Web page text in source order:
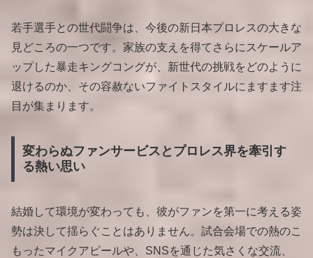
若手選手との世代闘争は、今後の新日本プロレスの大きな
見どころの一つです。家族の支えを得てさらにスケールア
ップした暴走キングコングが、新世代の挑戦をどのように
退けるのか、その容赦ないファイトスタイルにますます注
目が集まります。
変わらぬファンサービスとプロレス界を牽引す
る熱い思い
結婚して環境が変わっても、彼がファンを第一に考える姿
勢は決して揺らぐことはありません。試合会場での熱のこ
もったマイクアピールや、SNSを通じた気さくな交流、